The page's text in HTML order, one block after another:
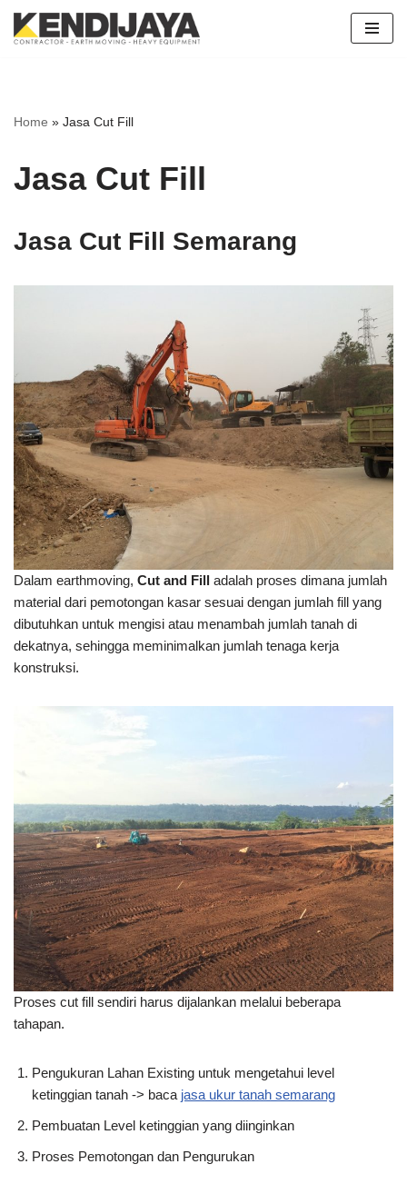
Skip
Home » Jasa Cut Fill
Jasa Cut Fill
Jasa Cut Fill Semarang
Dalam earthmoving, Cut and Fill
adalah proses dimana jumlah
material dari pemotongan kasar sesuai dengan jumlah fill yang
dibutuhkan untuk mengisi atau menambah jumlah tanah di
dekatnya, sehingga meminimalkan jumlah tenaga kerja
konstruksi.
Proses cut fill sendiri harus dijalankan melalui beberapa
tahapan.
Pengukuran Lahan Existing untuk mengetahui level
ketinggian tanah -> baca jasa ukur tanah semarang
Pembuatan Level ketinggian yang diinginkan
Proses Pemotongan dan Pengurukan